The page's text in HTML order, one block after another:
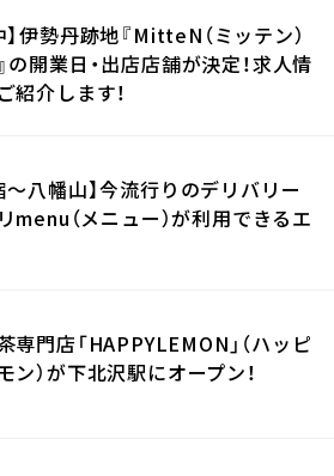
】伊勢丹跡地『MitteN（ミッテン）
の開業日・出店店舗が決定！求人情
紹介します！
〜八幡山】今流行りのデリバリー
menu（メニュー）が利用できるエ
専門店「HAPPYLEMON」（ハッピ
ン）が下北沢駅にオープン！